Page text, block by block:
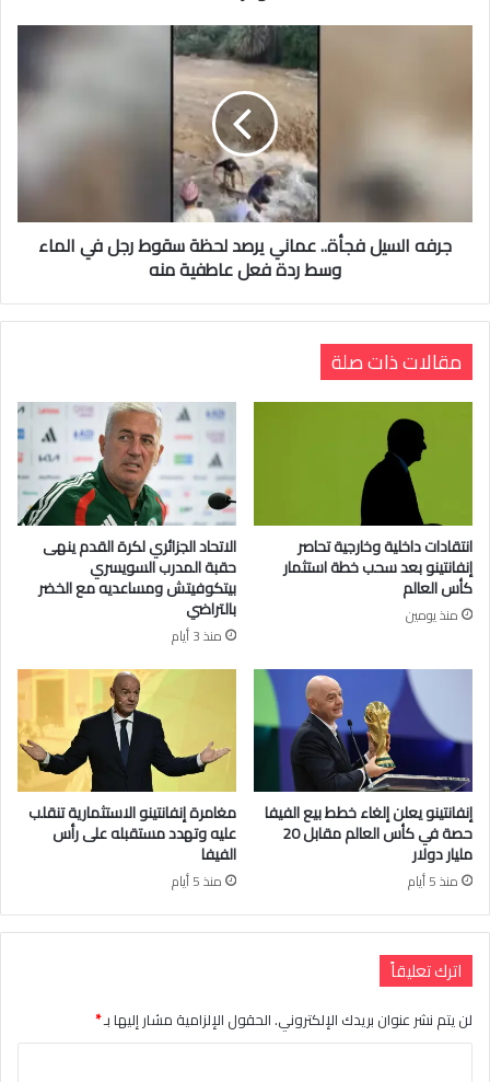
جرفه السيل فجأة.. عماني يرصد لحظة سقوط رجل في الماء
وسط ردة فعل عاطفية منه
مقالات ذات صلة
انتقادات داخلية وخارجية تحاصر
إنفانتينو بعد سحب خطة استثمار
كأس العالم
منذ يومين
الاتحاد الجزائري لكرة القدم ينهى
حقبة المدرب السويسري
بيتكوفيتش ومساعديه مع الخضر
بالتراضي
منذ 3 أيام
إنفانتينو يعلن إلغاء خطط بيع الفيفا
حصة في كأس العالم مقابل 20
مليار دولار
منذ 5 أيام
مغامرة إنفانتينو الاستثمارية تنقلب
عليه وتهدد مستقبله على رأس
الفيفا
منذ 5 أيام
اترك تعليقاً
لن يتم نشر عنوان بريدك الإلكتروني.الحقول الإلزامية مشار إليها بـ*